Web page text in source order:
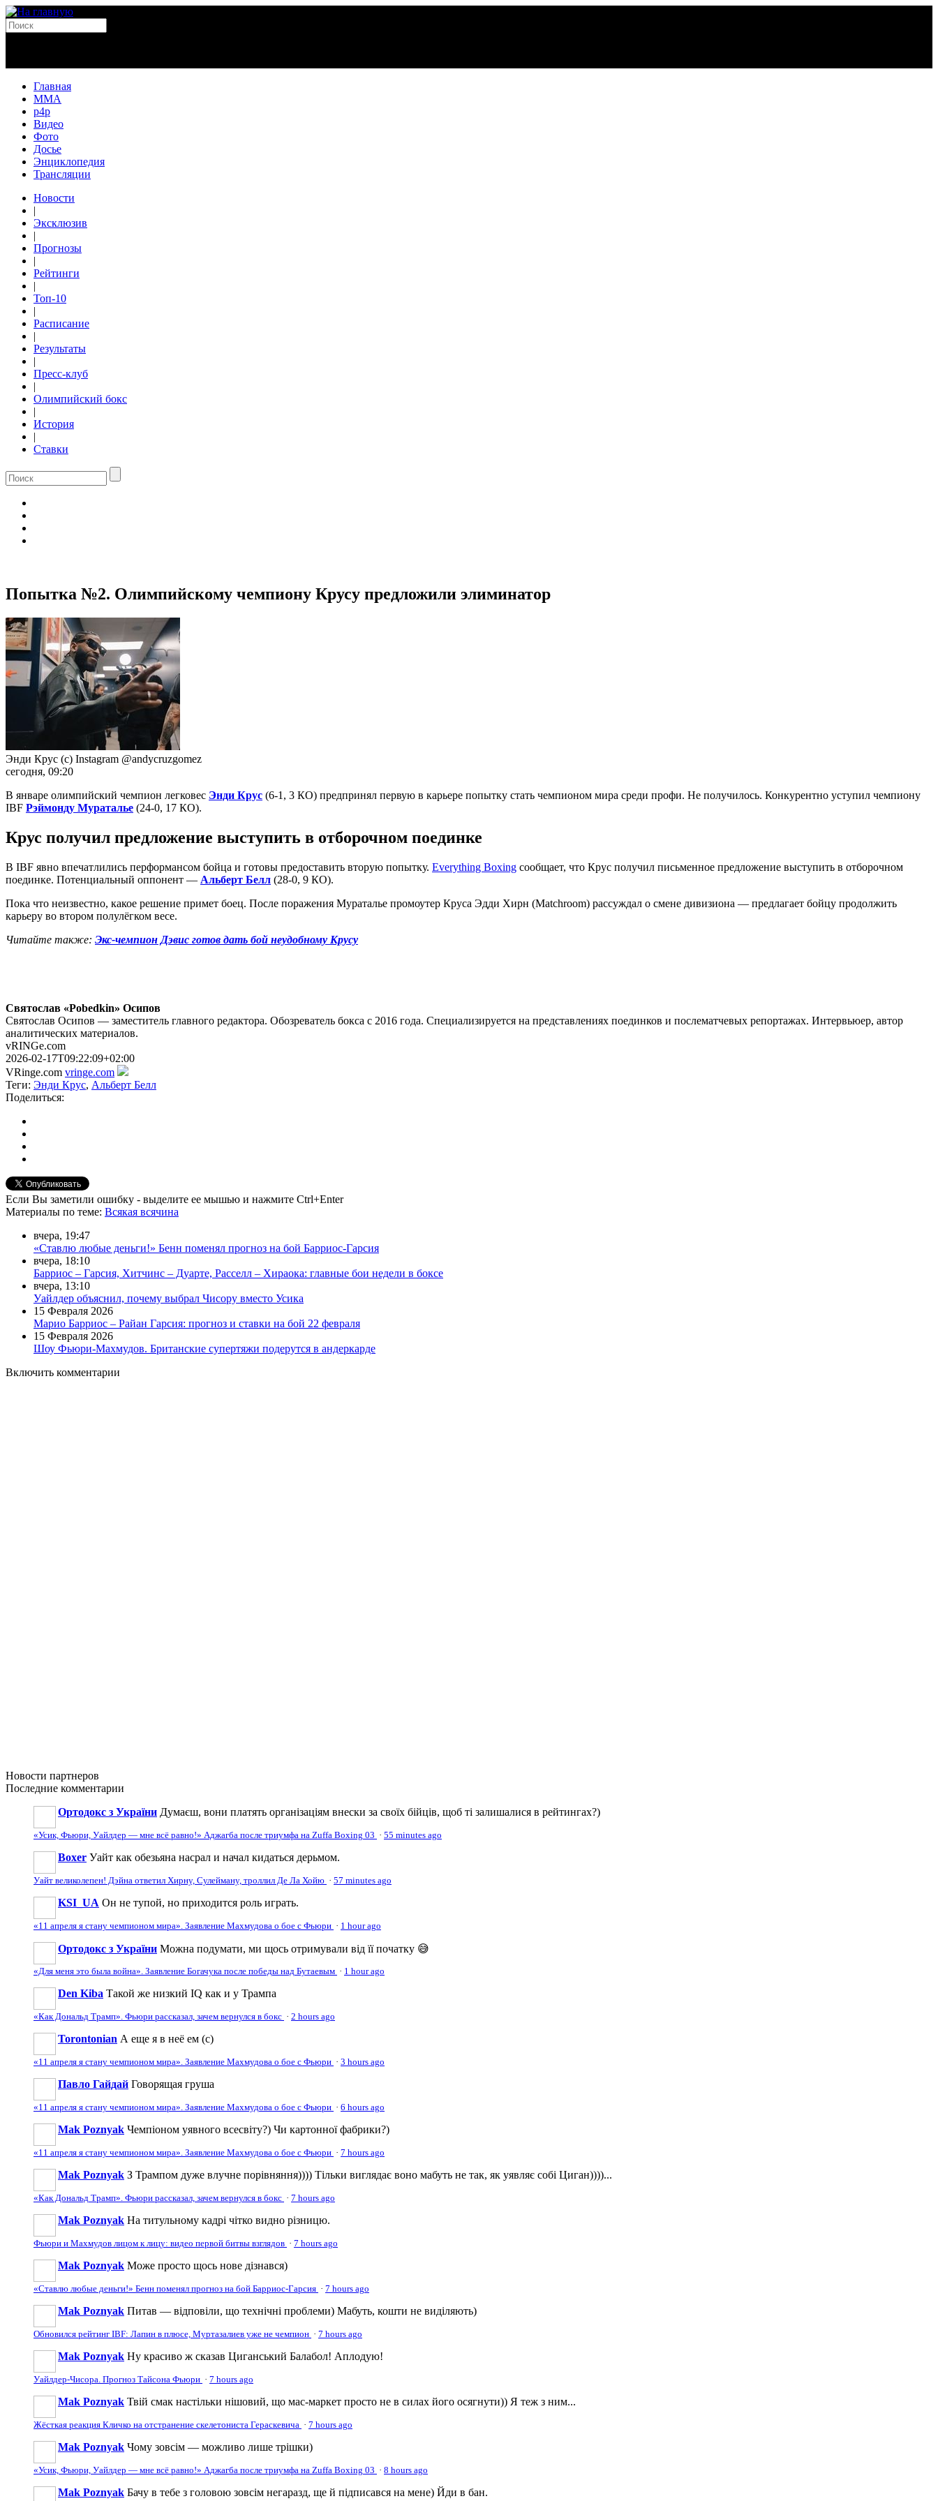
Главная
MMA
p4p
Видео
Фото
Досье
Энциклопедия
Трансляции
Новости
|
Эксклюзив
|
Прогнозы
|
Рейтинги
|
Топ-10
|
Расписание
|
Результаты
|
Пресс-клуб
|
Олимпийский бокс
|
История
|
Ставки
Попытка №2. Олимпийскому чемпиону Крусу предложили элиминатор
Энди Крус (с) Instagram @andycruzgomez
сегодня, 09:20
В январе олимпийский чемпион легковес Энди Крус (6-1, 3 КО) предпринял первую в карьере попытку стать чемпионом мира среди профи. Не получилось. Конкурентно уступил чемпиону
IBF Рэймонду Мураталье (24-0, 17 КО).
Крус получил предложение выступить в отборочном поединке
В IBF явно впечатлились перформансом бойца и готовы предоставить вторую попытку. Everything Boxing сообщает, что Крус получил письменное предложение выступить в отборочном
поединке. Потенциальный оппонент — Альберт Белл (28-0, 9 КО).
Пока что неизвестно, какое решение примет боец. После поражения Мураталье промоутер Круса Эдди Хирн (Matchroom) рассуждал о смене дивизиона — предлагает бойцу продолжить
карьеру во втором полулёгком весе.
Читайте также: Экс-чемпион Дэвис готов дать бой неудобному Крусу
Святослав «Pobedkin» Осипов
Святослав Осипов — заместитель главного редактора. Обозреватель бокса с 2016 года. Специализируется на представлениях поединков и послематчевых репортажах. Интервьюер, автор
аналитических материалов.
vRINGe.com
2026-02-17T09:22:09+02:00
VRinge.com vringe.com
Теги: Энди Крус, Альберт Белл
Поделиться:
Если Вы заметили ошибку - выделите ее мышью и нажмите Ctrl+Enter
Материалы по теме: Всякая всячина
вчера, 19:47
«Ставлю любые деньги!» Бенн поменял прогноз на бой Барриос-Гарсия
вчера, 18:10
Барриос – Гарсия, Хитчинс – Дуарте, Расселл – Хираока: главные бои недели в боксе
вчера, 13:10
Уайлдер объяснил, почему выбрал Чисору вместо Усика
15 Февраля 2026
Марио Барриос – Райан Гарсия: прогноз и ставки на бой 22 февраля
15 Февраля 2026
Шоу Фьюри-Махмудов. Британские супертяжи подерутся в андеркарде
Включить комментарии
Новости партнеров
Последние комментарии
Ортодокс з України Думаєш, вони платять організаціям внески за своїх бійців, щоб ті залишалися в рейтингах?)
«Усик, Фьюри, Уайлдер — мне всё равно!» Аджагба после триумфа на Zuffa Boxing 03 · 55 minutes ago
Boxer Уайт как обезьяна насрал и начал кидаться дерьмом.
Уайт великолепен! Дэйна ответил Хирну, Сулейману, троллил Де Ла Хойю · 57 minutes ago
KSI_UA Он не тупой, но приходится роль играть.
«11 апреля я стану чемпионом мира». Заявление Махмудова о бое с Фьюри · 1 hour ago
Ортодокс з України Можна подумати, ми щось отримували від її початку 😅
«Для меня это была война». Заявление Богачука после победы над Бутаевым · 1 hour ago
Den Kiba Такой же низкий IQ как и у Трампа
«Как Дональд Трамп». Фьюри рассказал, зачем вернулся в бокс · 2 hours ago
Torontonian А еще я в неё ем (с)
«11 апреля я стану чемпионом мира». Заявление Махмудова о бое с Фьюри · 3 hours ago
Павло Гайдай Говорящая груша
«11 апреля я стану чемпионом мира». Заявление Махмудова о бое с Фьюри · 6 hours ago
Mak Poznyak Чемпіоном уявного всесвіту?) Чи картонної фабрики?)
«11 апреля я стану чемпионом мира». Заявление Махмудова о бое с Фьюри · 7 hours ago
Mak Poznyak З Трампом дуже влучне порівняння)))) Тільки виглядає воно мабуть не так, як уявляє собі Циган))))...
«Как Дональд Трамп». Фьюри рассказал, зачем вернулся в бокс · 7 hours ago
Mak Poznyak На титульному кадрі чітко видно різницю.
Фьюри и Махмудов лицом к лицу: видео первой битвы взглядов · 7 hours ago
Mak Poznyak Може просто щось нове дізнався)
«Ставлю любые деньги!» Бенн поменял прогноз на бой Барриос-Гарсия · 7 hours ago
Mak Poznyak Питав — відповіли, що технічні проблеми) Мабуть, кошти не виділяють)
Обновился рейтинг IBF: Лапин в плюсе, Муртазалиев уже не чемпион · 7 hours ago
Mak Poznyak Ну красиво ж сказав Циганський Балабол! Аплодую!
Уайлдер-Чисора. Прогноз Тайсона Фьюри · 7 hours ago
Mak Poznyak Твій смак настільки нішовий, що мас-маркет просто не в силах його осягнути)) Я теж з ним...
Жёсткая реакция Кличко на отстранение скелетониста Гераскевича · 7 hours ago
Mak Poznyak Чому зовсім — можливо лише трішки)
«Усик, Фьюри, Уайлдер — мне всё равно!» Аджагба после триумфа на Zuffa Boxing 03 · 8 hours ago
Mak Poznyak Бачу в тебе з головою зовсім негаразд, ще й підписався на мене) Йди в бан.